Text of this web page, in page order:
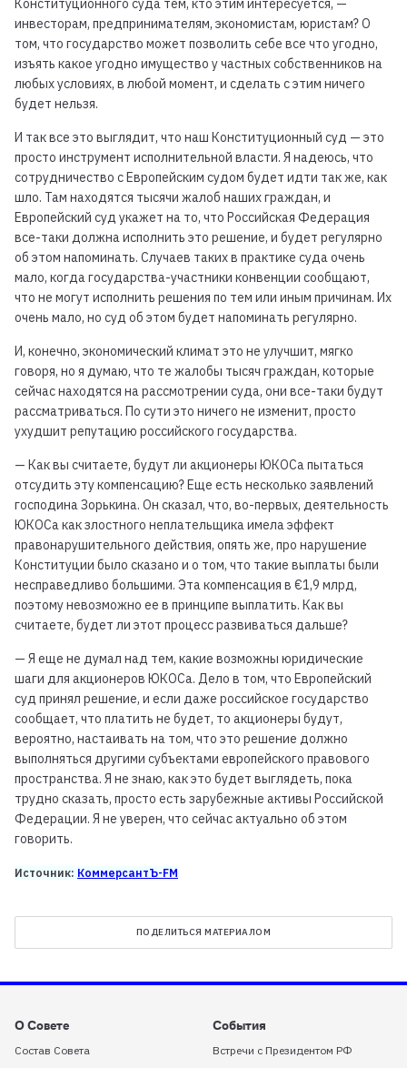
ПОДЕЛИТЬСЯ МАТЕРИАЛОМ
Конституционного суда тем, кто этим интересуется, —
инвесторам, предпринимателям, экономистам, юристам? О
том, что государство может позволить себе все что угодно,
изъять какое угодно имущество у частных собственников на
любых условиях, в любой момент, и сделать с этим ничего
будет нельзя.
И так все это выглядит, что наш Конституционный суд — это
просто инструмент исполнительной власти. Я надеюсь, что
сотрудничество с Европейским судом будет идти так же, как
шло. Там находятся тысячи жалоб наших граждан, и
Европейский суд укажет на то, что Российская Федерация
все-таки должна исполнить это решение, и будет регулярно
об этом напоминать. Случаев таких в практике суда очень
мало, когда государства-участники конвенции сообщают,
что не могут исполнить решения по тем или иным причинам. Их
очень мало, но суд об этом будет напоминать регулярно.
И, конечно, экономический климат это не улучшит, мягко
говоря, но я думаю, что те жалобы тысяч граждан, которые
сейчас находятся на рассмотрении суда, они все-таки будут
рассматриваться. По сути это ничего не изменит, просто
ухудшит репутацию российского государства.
— Как вы считаете, будут ли акционеры ЮКОСа пытаться
отсудить эту компенсацию? Еще есть несколько заявлений
господина Зорькина. Он сказал, что, во-первых, деятельность
ЮКОСа как злостного неплательщика имела эффект
правонарушительного действия, опять же, про нарушение
Конституции было сказано и о том, что такие выплаты были
несправедливо большими. Эта компенсация в €1,9 млрд,
поэтому невозможно ее в принципе выплатить. Как вы
считаете, будет ли этот процесс развиваться дальше?
— Я еще не думал над тем, какие возможны юридические
шаги для акционеров ЮКОСа. Дело в том, что Европейский
суд принял решение, и если даже российское государство
сообщает, что платить не будет, то акционеры будут,
вероятно, настаивать на том, что это решение должно
выполняться другими субъектами европейского правового
пространства. Я не знаю, как это будет выглядеть, пока
трудно сказать, просто есть зарубежные активы Российской
Федерации. Я не уверен, что сейчас актуально об этом
говорить.
Источник: КоммерсантЪ-FM
О Совете
Состав Совета
События
Встречи с Президентом РФ